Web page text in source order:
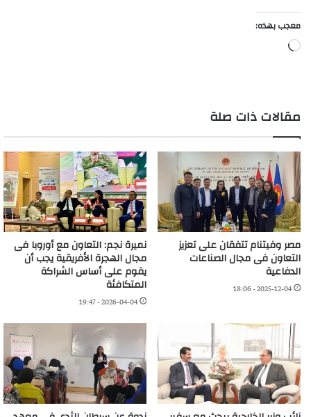
معجب بهذه:
جاري
مقالات ذات صلة
مصر وفيتنام تتفقان على تعزيز
التعاون فى مجال الصناعات
الدفاعية
2025-12-04 - 18:06
نميرة نجم: التعاون مع أوروبا فى
مجال الهجرة الأفريقية يجب أن
يقوم على أساس الشراكة
المتكافئة
2026-04-04 - 19:47